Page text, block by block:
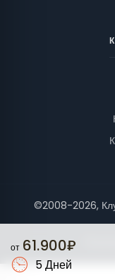
от 61.900₽
5 Дней
©2008-2026,